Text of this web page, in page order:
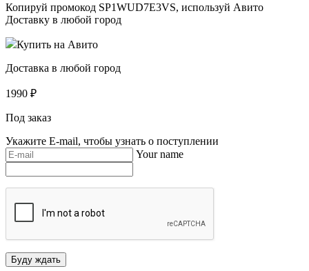
Копируй промокод SP1WUD7E3VS, используй Авито
Доставку в любой город
Купить на Авито
Доставка в любой город
1990 ₽
Под заказ
Укажите E-mail, чтобы узнать о поступлении
Your name